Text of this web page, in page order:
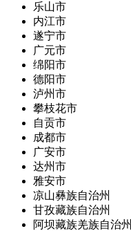
乐山市
内江市
遂宁市
广元市
绵阳市
德阳市
泸州市
攀枝花市
自贡市
成都市
广安市
达州市
雅安市
凉山彝族自治州
甘孜藏族自治州
阿坝藏族羌族自治州